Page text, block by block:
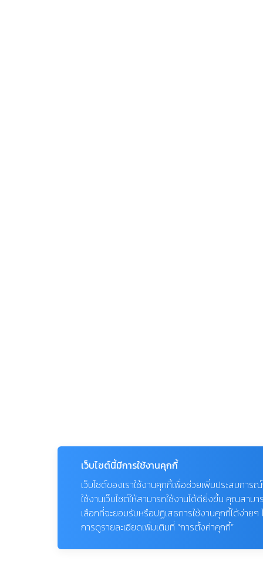
เว็บไซต์นี้มีการใช้งานคุกกี้
เว็บไซต์ของเราใช้งานคุกกี้เพื่อช่วยเพิ่มประสบการ
ใช้งานเว็บไซต์ให้สามารถใช้งานได้ดียิ่งขึ้น คุณสามา
เลือกที่จะยอมรับหรือปฏิเสธการใช้งานคุกกี้ได้ง่ายๆ
การดูรายละเอียดเพิ่มเติมที่ “การตั้งค่าคุกกี้”